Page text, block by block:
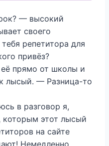
— высокий
своего
репетитора для
привёз?
прямо от школы и
лысый. — Разница-то
в разговор я,
которым этот лысый
на сайте
Немедленно